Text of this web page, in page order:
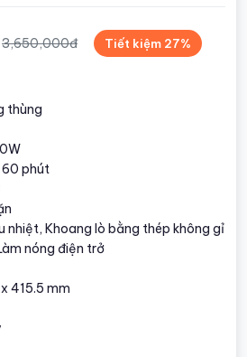
3,650,000đ Tiết kiệm 27%
thùng
60 phút
nhiệt, Khoang lò bằng thép không gỉ
nóng điện trở
415.5 mm